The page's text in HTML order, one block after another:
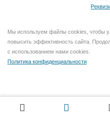
Мы используем файлы cookies, чтобы
повысить эффективность сайта.
с использованием нами cookies.
Политика конфиденциальности